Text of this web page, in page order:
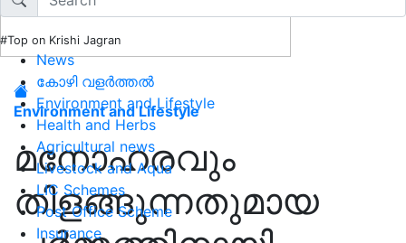
#Top on Krishi Jagran
News
കോഴി വളർത്തൽ
Environment and Lifestyle
Health and Herbs
Agricultural news
Livestock and Aqua
LIC Schemes
Post Office Scheme
Insurance
Environment and Lifestyle
മനോഹരവും
തിളങ്ങുന്നതുമായ